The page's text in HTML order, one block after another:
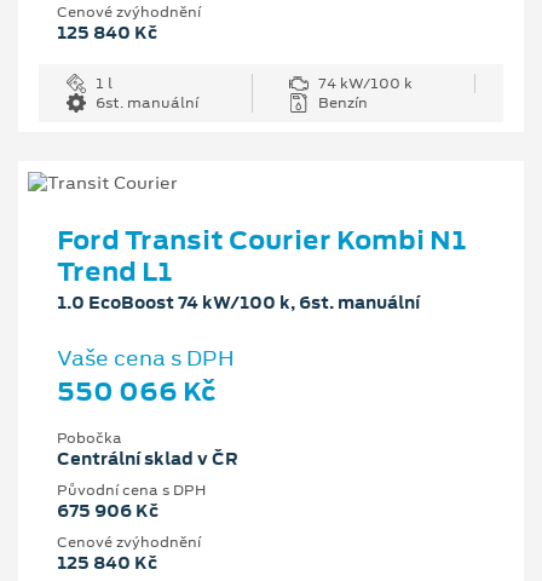
Cenové zvýhodnění
125 840 Kč
1 l
74 kW/100 k
6st. manuální
Benzín
Ford Transit Courier Kombi N1
Trend L1
1.0 EcoBoost 74 kW/100 k, 6st. manuální
Vaše cena s DPH
550 066 Kč
Pobočka
Centrální sklad v ČR
Původní cena s DPH
675 906 Kč
Cenové zvýhodnění
125 840 Kč